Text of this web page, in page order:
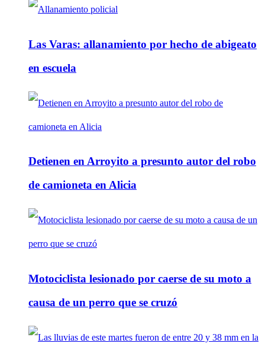
Las Varas: allanamiento por hecho de abigeato
en escuela
Detienen en Arroyito a presunto autor del robo
de camioneta en Alicia
Motociclista lesionado por caerse de su moto a
causa de un perro que se cruzó